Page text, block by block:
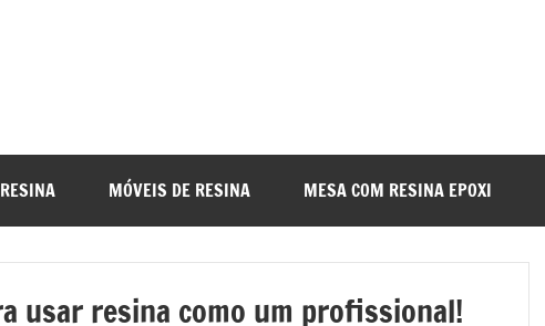
MÓVEIS DE RESINA MESA COM RESINA EPOXI
usar resina como um profissional!